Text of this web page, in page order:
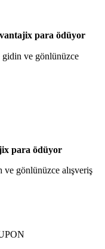
para ödüyor
gidin ve gönlünüzce
para ödüyor
ve gönlünüzce alışveriş